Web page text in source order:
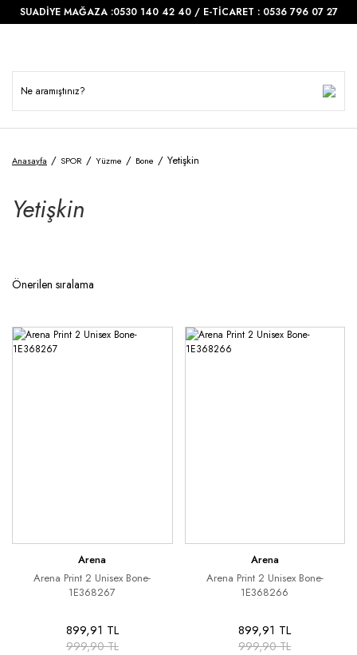
SUADİYE MAĞAZA :0530 140 42 40 / E-TİCARET : 0536 796 07 27
Anasayfa SPOR Yüzme Bone Yetişkin
Yetişkin
Arena
Arena Print 2 Unisex Bone-
1E368267
899,91 TL
999,90 TL
Arena
Arena Print 2 Unisex Bone-
1E368266
899,91 TL
999,90 TL